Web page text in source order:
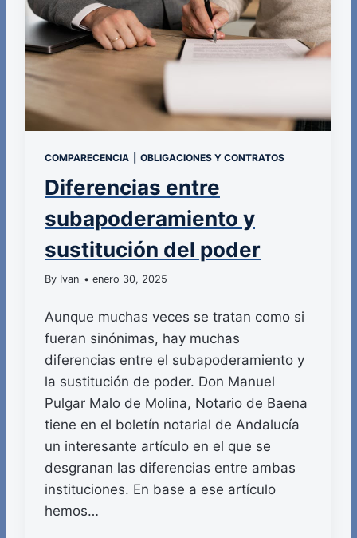
COMPARECENCIA OBLIGACIONES Y CONTRATOS
Diferencias entre
subapoderamiento y
sustitución del poder
By Ivan_ • enero 30, 2025
Aunque muchas veces se tratan como si
fueran sinónimas, hay muchas
diferencias entre el subapoderamiento y
la sustitución de poder. Don Manuel
Pulgar Malo de Molina, Notario de Baena
tiene en el boletín notarial de Andalucía
un interesante artículo en el que se
desgranan las diferencias entre ambas
instituciones. En base a ese artículo
hemos…